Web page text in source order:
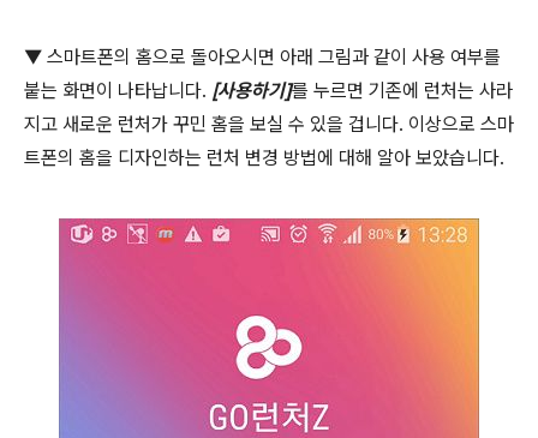
▼ 스마트폰의 홈으로 돌아오시면 아래 그림과 같이 사용 여부를
붙는 화면이 나타납니다. [사용하기]를 누르면 기존에 런처는 사라
지고 새로운 런처가 꾸민 홈을 보실 수 있을 겁니다. 이상으로 스마
트폰의 홈을 디자인하는 런처 변경 방법에 대해 알아 보았습니다.